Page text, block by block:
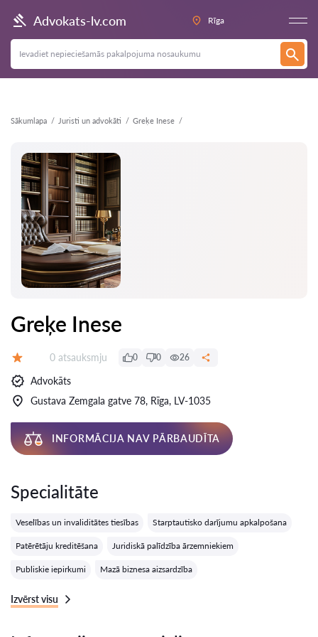
Advokats-lv.com Rīga
Sākumlapa Juristi un advokāti Greķe Inese
Atpakaļ
Greķe Inese
Atsauksmes:
0 atsauksmju 0 0 26
Advokāts
Gustava Zemgala gatve 78, Rīga, LV-1035
INFORMĀCIJA NAV PĀRBAUDĪTA
Specialitāte
Veselības un invaliditātes tiesības Starptautisko darījumu apkalpošana
Patērētāju kreditēšana Juridiskā palīdzība ārzemniekiem
Publiskie iepirkumi Mazā biznesa aizsardzība
Izvērst visu